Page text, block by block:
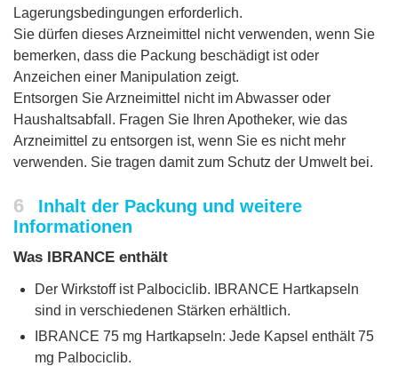
Lagerungsbedingungen erforderlich.
Sie dürfen dieses Arzneimittel nicht verwenden, wenn Sie
bemerken, dass die Packung beschädigt ist oder
Anzeichen einer Manipulation zeigt.
Entsorgen Sie Arzneimittel nicht im Abwasser oder
Haushaltsabfall. Fragen Sie Ihren Apotheker, wie das
Arzneimittel zu entsorgen ist, wenn Sie es nicht mehr
verwenden. Sie tragen damit zum Schutz der Umwelt bei.
6
Inhalt der Packung und weitere
Informationen
Was IBRANCE enthält
Der Wirkstoff ist Palbociclib. IBRANCE Hartkapseln
sind in verschiedenen Stärken erhältlich.
IBRANCE 75 mg Hartkapseln: Jede Kapsel enthält 75
mg Palbociclib.